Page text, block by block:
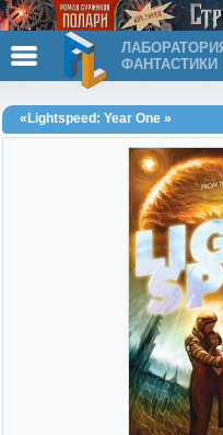
ФАНТАСТИКИ
«Lightspeed: Year One »